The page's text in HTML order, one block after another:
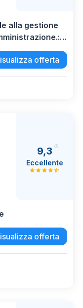
alla gestione
offerta
9,3
Eccellente
offerta